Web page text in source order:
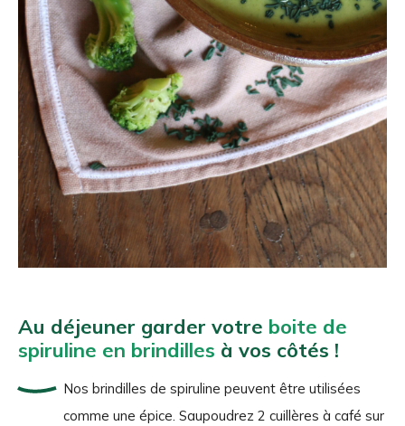
Au déjeuner garder votre boite de
spiruline en brindilles à vos côtés !
Nos brindilles de spiruline peuvent être utilisées
comme une épice. Saupoudrez 2 cuillères à café sur